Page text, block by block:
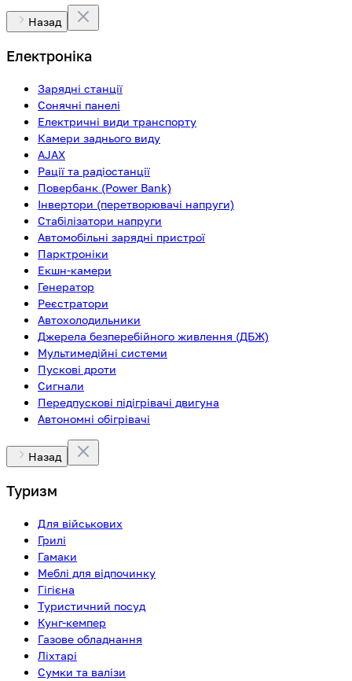
Назад
Електроніка
Зарядні станції
Сонячні панелі
Електричні види транспорту
Камери заднього виду
AJAX
Рації та радіостанції
Повербанк (Power Bank)
Інвертори (перетворювачі напруги)
Стабілізатори напруги
Автомобільні зарядні пристрої
Парктроніки
Екшн-камери
Генератор
Реєстратори
Автохолодильники
Джерела безперебійного живлення (ДБЖ)
Мультимедійні системи
Пускові дроти
Сигнали
Передпускові підігрівачі двигуна
Автономні обігрівачі
Назад
Туризм
Для військових
Грилі
Гамаки
Меблі для відпочинку
Гігієна
Туристичний посуд
Кунг-кемпер
Газове обладнання
Ліхтарі
Сумки та валізи